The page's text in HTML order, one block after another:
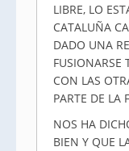
LIBRE, LO
CATALUÑA
DADO UNA
FUSIONARSE
CON LAS
PARTE DE LA
NOS HA
BIEN Y QUE